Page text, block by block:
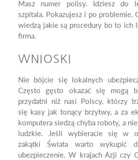
Masz numer polisy. Idziesz do
szpitala. Pokazujesz i po problemie.
wiedzą jakie są procedury bo to ich
firma.
WNIOSKI
Nie bójcie się lokalnych
Często gęsto okazać się mogą
przydatni niż nasi Polscy, którzy
się kasy jak tonący brzytwy, a za
komputera siedzą chyba roboty, a
ludzkie. Jeśli wybieracie się w
zakątki Świata warto wykupić
ubezpieczenie. W krajach Azji czy